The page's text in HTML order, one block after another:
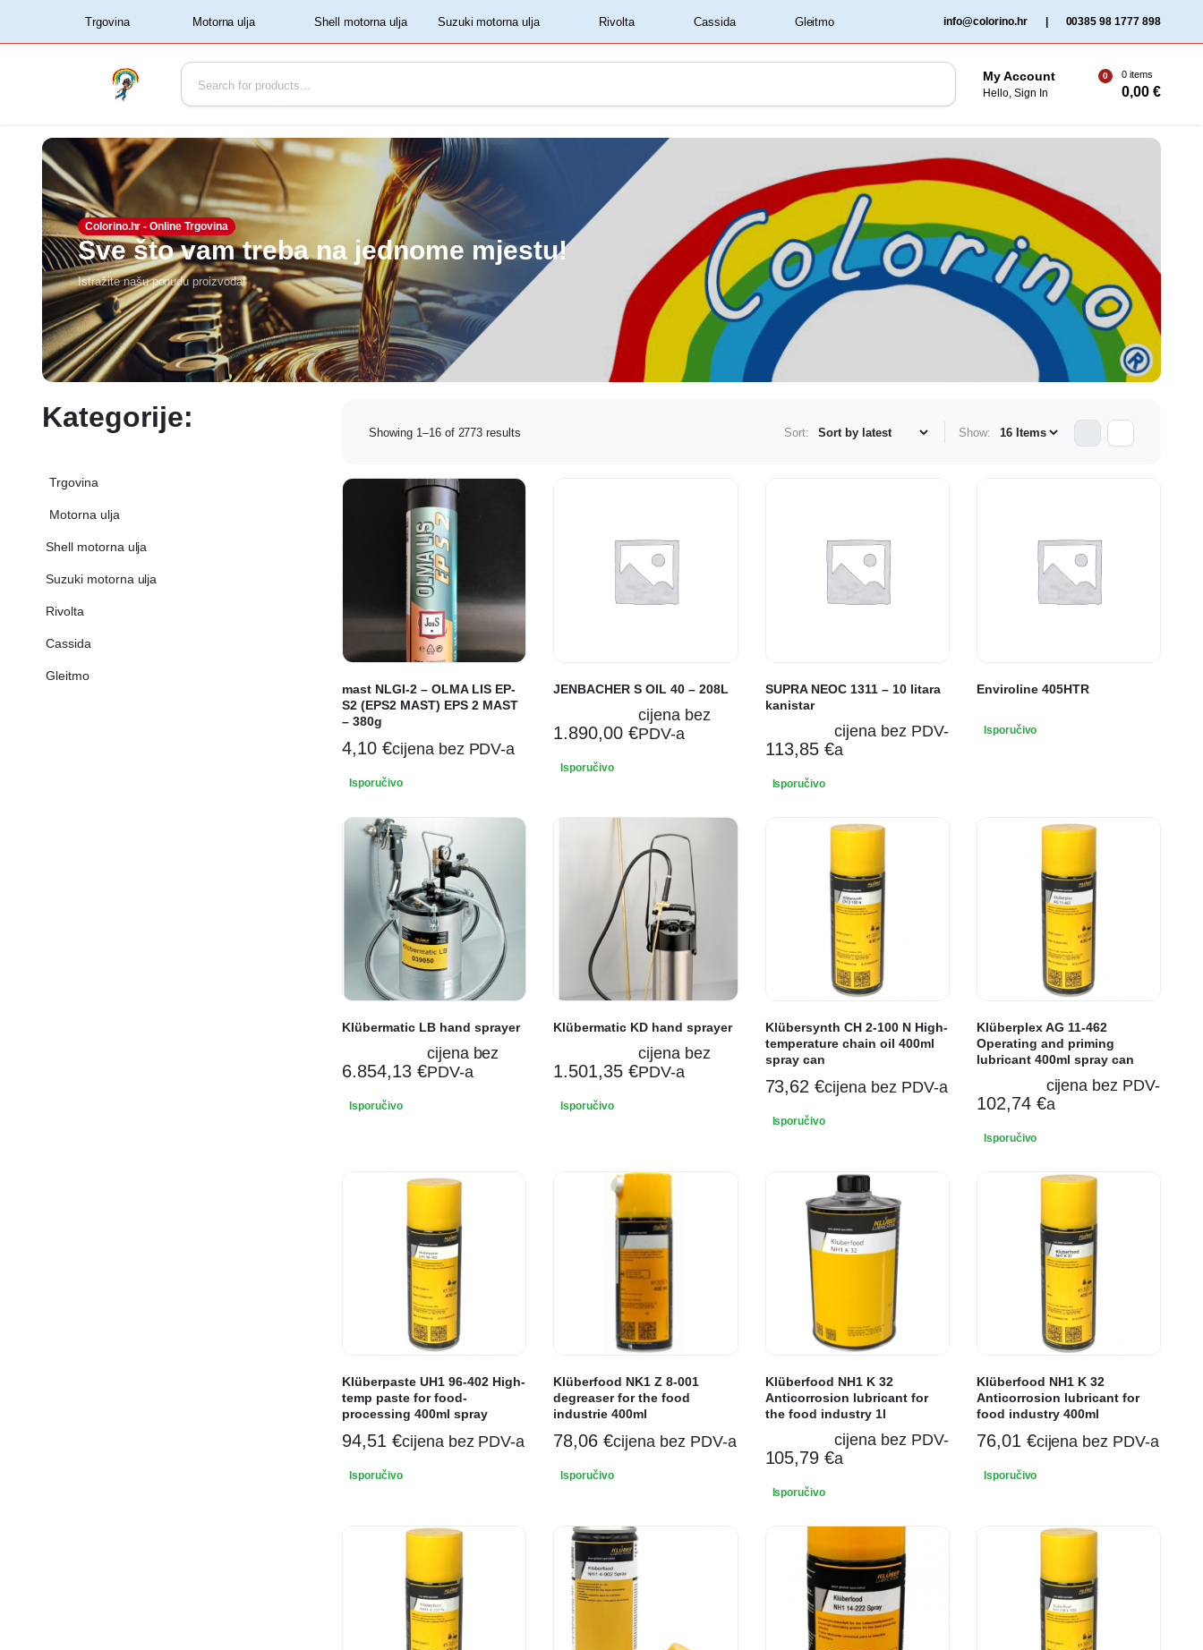
‏‏‎ ‏‏‎ ‎‎Trgovina‏‏‎ ‎ ‏‏‎ ‎Shell motorna ulja‏‏‎ ‎ ‏‏‎ ‎Rivolta‏‏‎ ‎ ‏‏‎ ‎Cassida‏‏‎ ‎ info@colorino.hr 00385 98 1777 898
My Account
Hello, Sign In
0 0 items
0,00€
Colorino.hr - Online Trgovina
Sve što vam treba na jednome mjestu!
Istražite našu ponudu proizvoda!
Showing 1–16 of 2773 results Sort: Show:
mast NLGI-2 – OLMA LIS EP-
S2 (EPS2 MAST) EPS 2 MAST
– 380g
4,10 €cijena bez PDV-a
Isporučivo
JENBACHER S OIL 40 – 208L
1.890,00 €
cijena bez
PDV-a
Isporučivo
SUPRA NEOC 1311 – 10 litara
kanistar
113,85€
cijena bez PDV-
a
Isporučivo
Enviroline 405HTR
Isporučivo
Klübermatic LB hand sprayer
6.854,13 €
cijena bez
PDV-a
Isporučivo
Klübermatic KD hand sprayer
1.501,35 €
cijena bez
PDV-a
Isporučivo
Klübersynth CH 2-100 N High-
temperature chain oil 400ml
spray can
73,62€cijena bez PDV-a
Isporučivo
Klüberplex AG 11-462
Operating and priming
lubricant 400ml spray can
102,74 €
cijena bez PDV-
a
Isporučivo
Klüberpaste UH1 96-402 High-
temp paste for food-
processing 400ml spray
94,51 €cijena bez PDV-a
Isporučivo
Klüberfood NK1 Z 8-001
degreaser for the food
industrie 400ml
78,06€cijena bez PDV-a
Isporučivo
Klüberfood NH1 K 32
Anticorrosion lubricant for
the food industry 1l
105,79€
cijena bez PDV-
a
Isporučivo
Klüberfood NH1 K 32
Anticorrosion lubricant for
food industry 400ml
76,01 €cijena bez PDV-a
Isporučivo
Kategorije:
‏‏‎ ‏‏‎ ‎‎Trgovina‏‏‎ ‎
‏‏‎ ‎Rivolta‏‏‎ ‎
‏‏‎ ‎Cassida‏‏‎ ‎
‏‏‎ ‎Gleitmo‏‏‎ ‎